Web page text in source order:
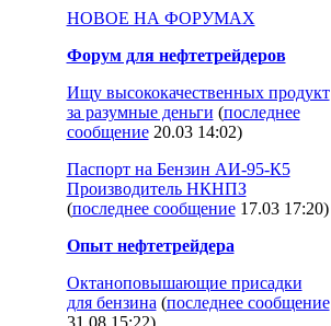
НОВОЕ НА ФОРУМАХ
Форум для нефтетрейдеров
Ищу высококачественных продукт
за разумные деньги (последнее
сообщение 20.03 14:02)
Паспорт на Бензин АИ-95-К5
Производитель НКНПЗ
(последнее сообщение 17.03 17:20)
Опыт нефтетрейдера
Октаноповышающие присадки
для бензина (последнее сообщение
31.08 15:22)